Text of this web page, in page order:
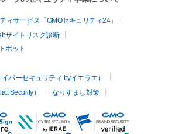
ィサービス「GMOセキュリティ24」
サイトリスク診断
ボット
バーセキュリティ byイエラエ）
Security）
なりすまし対策